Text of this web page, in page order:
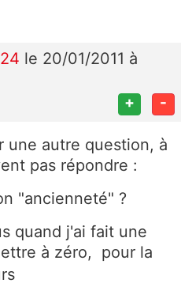
le 20/01/2011 à
+ -
une autre question, à
pas répondre :
"ancienneté" ?
quand j'ai fait une
à zéro, pour la